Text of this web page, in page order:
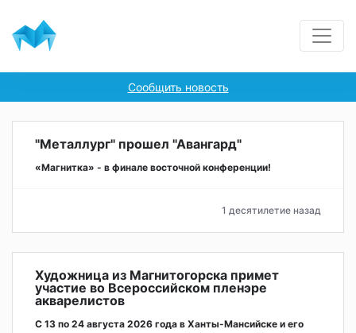
Сообщить новость
"Металлург" прошел "Авангард"
«Магнитка» - в финале восточной конференции!
1 десятилетие назад
Художница из Магнитогорска примет
участие во Всероссийском пленэре
акварелистов
С 13 по 24 августа 2026 года в Ханты-Мансийске и его